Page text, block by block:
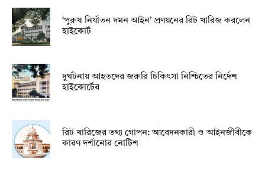
‘পুরুষ নির্যাতন দমন আইন’ প্রণয়নের রিট খারিজ করলেন
হাইকোর্ট
দুর্ঘটনায় আহতদের জরুরি চিকিৎসা নিশ্চিতের নির্দেশ
হাইকোর্টের
রিট খারিজের তথ্য গোপন: আবেদনকারী ও আইনজীবীকে
কারণ দর্শানোর নোটিশ